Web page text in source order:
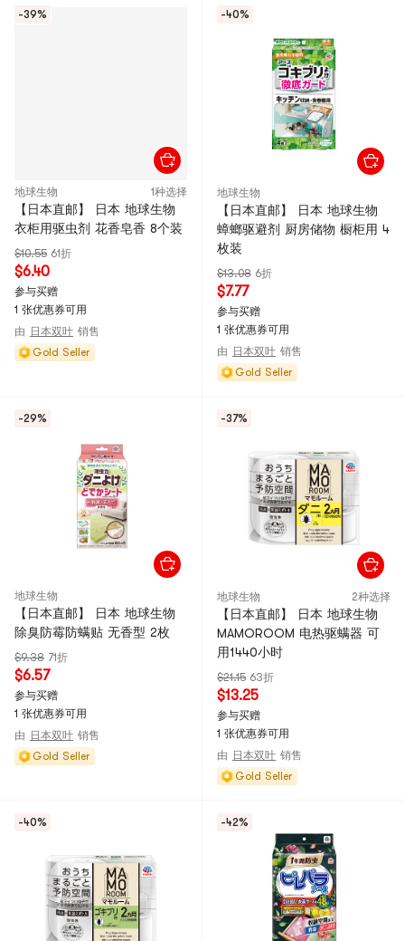
-39%
地球生物 1种选择
【日本直邮】 日本 地球生物
衣柜用驱虫剂 花香皂香 8个装
$10.55 61折
$6.40
参与买赠
1 张优惠券可用
由 日本双叶 销售
Gold Seller
-40%
地球生物
【日本直邮】 日本 地球生物
蟑螂驱避剂 厨房储物 橱柜用 4
枚装
$13.08 6折
$7.77
参与买赠
1 张优惠券可用
由 日本双叶 销售
Gold Seller
-29%
地球生物
【日本直邮】 日本 地球生物
除臭防霉防螨贴 无香型 2枚
$9.38 71折
$6.57
参与买赠
1 张优惠券可用
由 日本双叶 销售
Gold Seller
-37%
地球生物 2种选择
【日本直邮】 日本 地球生物
MAMOROOM 电热驱螨器 可
用1440小时
$21.15 63折
$13.25
参与买赠
1 张优惠券可用
由 日本双叶 销售
Gold Seller
-40% -42%